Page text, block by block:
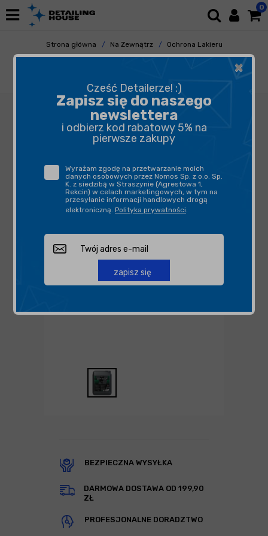
0
Strona główna Na Zewnątrz
Ochrona Lakieru
Hydrowoski
BEZPIECZNA WYSYŁKA
DARMOWA DOSTAWA OD 199,90
ZŁ
PROFESJONALNE DORADZTWO
×
Cześć Detailerze! :)
Zapisz się do naszego
newslettera
i odbierz kod rabatowy 5% na
pierwsze zakupy
Wyrażam zgodę na przetwarzanie moich
danych osobowych przez Nomos Sp. z o.o. Sp.
K. z siedzibą w Straszynie (Agrestowa 1,
Rekcin) w celach marketingowych, w tym na
przesyłanie informacji handlowych drogą
elektroniczną. Polityka prywatności.
zapisz się